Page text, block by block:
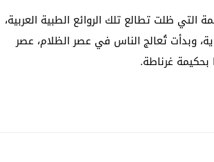
ظلت تطالع تلك الروائع الطبية العربية،
وبدأت تُعالج الناس في عصر الظلام، عصر
بحكيمة غرناطة.